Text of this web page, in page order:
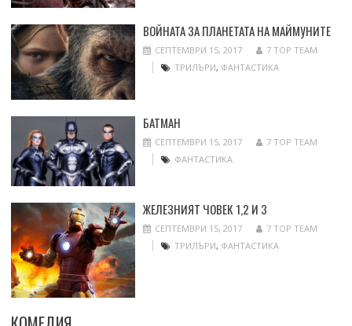
ВОЙНАТА ЗА ПЛАНЕТАТА НА МАЙМУНИТЕ
СЕПТЕМВРИ 15, 2017
7 TOP TEAM
ТРИЛЪРИ, ФАНТАСТИКА
БАТМАН
СЕПТЕМВРИ 15, 2017
7 TOP TEAM
ФАНТАСТИКА
ЖЕЛЕЗНИЯТ ЧОВЕК 1,2 И 3
СЕПТЕМВРИ 15, 2017
7 TOP TEAM
ТРИЛЪРИ, ФАНТАСТИКА